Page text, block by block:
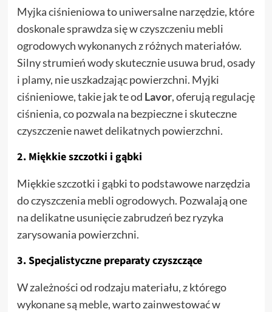
Myjka ciśnieniowa to uniwersalne narzędzie, które
doskonale sprawdza się w czyszczeniu mebli
ogrodowych wykonanych z różnych materiałów.
Silny strumień wody skutecznie usuwa brud, osady
i plamy, nie uszkadzając powierzchni. Myjki
ciśnieniowe, takie jak te od Lavor, oferują regulację
ciśnienia, co pozwala na bezpieczne i skuteczne
czyszczenie nawet delikatnych powierzchni.
2. Miękkie szczotki i gąbki
Miękkie szczotki i gąbki to podstawowe narzędzia
do czyszczenia mebli ogrodowych. Pozwalają one
na delikatne usunięcie zabrudzeń bez ryzyka
zarysowania powierzchni.
3.Specjalistyczne preparaty czyszczące
W zależności od rodzaju materiału, z którego
wykonane są meble, warto zainwestować w